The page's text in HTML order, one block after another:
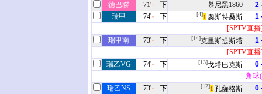
德巴聯
71' 下 慕尼黑1860
2
瑞甲
74' 下 [4]1 奧斯特桑斯
1
[SPTV直
瑞甲南
73' 下 [14]克里斯提斯塔
1
[SPTV直
瑞乙VG
74' 下 [13]戈塔巴克斯
0
角球
瑞乙NS
73' 下 [12]1 孔薩格斯
0